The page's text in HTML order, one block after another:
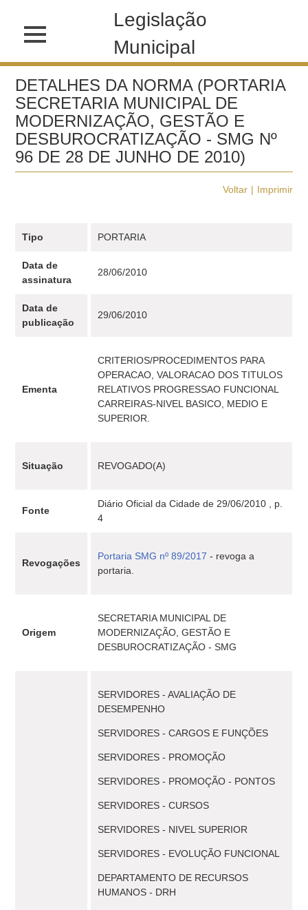
Legislação
Municipal
DETALHES DA NORMA (PORTARIA
SECRETARIA MUNICIPAL DE
MODERNIZAÇÃO, GESTÃO E
DESBUROCRATIZAÇÃO - SMG Nº
96 DE 28 DE JUNHO DE 2010)
Voltar Imprimir
Tipo PORTARIA
Data de
assinatura
28/06/2010
Data de
publicação
29/06/2010
Ementa
CRITERIOS/PROCEDIMENTOS PARA
OPERACAO, VALORACAO DOS TITULOS
RELATIVOS PROGRESSAO FUNCIONAL
CARREIRAS-NIVEL BASICO, MEDIO E
SUPERIOR.
Situação REVOGADO(A)
Fonte
Diário Oficial da Cidade de 29/06/2010 , p.
4
Revogações
Portaria SMG nº 89/2017 - revoga a
portaria.
Origem
SECRETARIA MUNICIPAL DE
MODERNIZAÇÃO, GESTÃO E
DESBUROCRATIZAÇÃO - SMG
SERVIDORES - AVALIAÇÃO DE
DESEMPENHO
SERVIDORES - CARGOS E FUNÇÕES
SERVIDORES - PROMOÇÃO
SERVIDORES - PROMOÇÃO - PONTOS
SERVIDORES - CURSOS
SERVIDORES - NIVEL SUPERIOR
SERVIDORES - EVOLUÇÃO FUNCIONAL
DEPARTAMENTO DE RECURSOS
HUMANOS - DRH